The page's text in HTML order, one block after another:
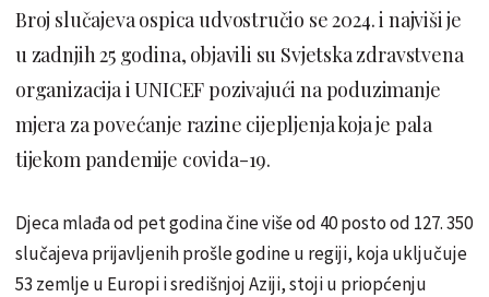
Broj slučajeva ospica udvostručio se 2024. i najviši je
u zadnjih 25 godina, objavili su Svjetska zdravstvena
organizacija i UNICEF pozivajući na poduzimanje
mjera za povećanje razine cijepljenja koja je pala
tijekom pandemije covida-19.
Djeca mlađa od pet godina čine više od 40 posto od 127. 350
slučajeva prijavljenih prošle godine u regiji, koja uključuje
53 zemlje u Europi i središnjoj Aziji, stoji u priopćenju